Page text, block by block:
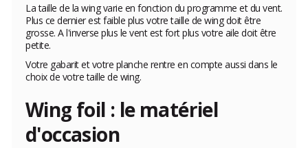
La taille de la wing varie en fonction du programme et du vent.
Plus ce dernier est faible plus votre taille de wing doit être
grosse. A l'inverse plus le vent est fort plus votre aile doit être
petite.
Votre gabarit et votre planche rentre en compte aussi dans le
choix de votre taille de wing.
Wing foil : le matériel
d'occasion